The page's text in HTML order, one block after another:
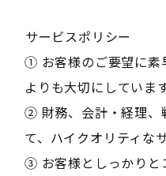
――サービスポリシー――
① お客様のご要望に素
よりも大切にしていま
② 財務、会計・経理、
て、ハイクオリティな
③ お客様としっかりと